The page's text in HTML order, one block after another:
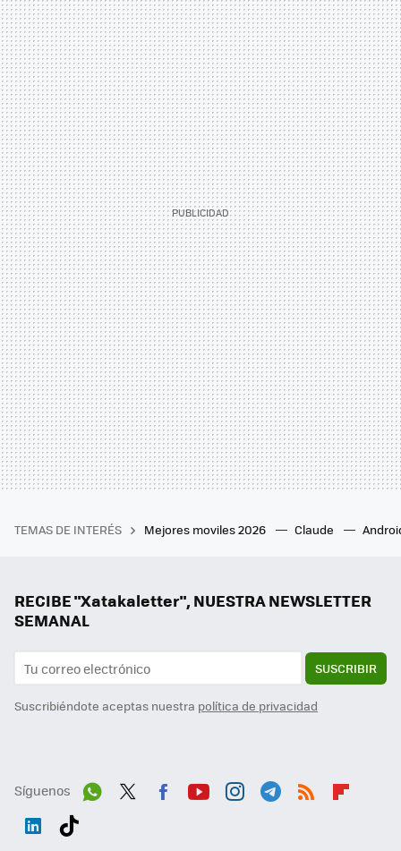
TEMAS DE INTERÉS Mejores moviles 2026 Claude
RECIBE "Xatakaletter", NUESTRA NEWSLETTER
SEMANAL
SUSCRIBIR
Suscribiéndote aceptas nuestra política de privacidad
Síguenos